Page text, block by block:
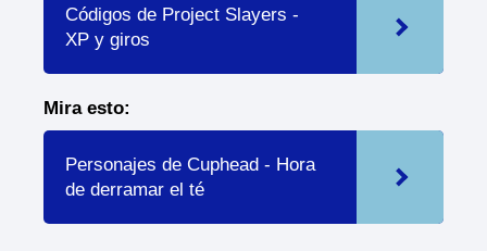
Códigos de Project Slayers -
XP y giros
Mira esto:
Personajes de Cuphead - Hora
de derramar el té